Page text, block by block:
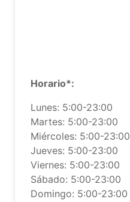
Horario*:
Lunes: 5:00-23:00
Martes: 5:00-23:00
Miércoles: 5:00-23:00
Jueves: 5:00-23:00
Viernes: 5:00-23:00
Sábado: 5:00-23:00
Domingo: 5:00-23:00